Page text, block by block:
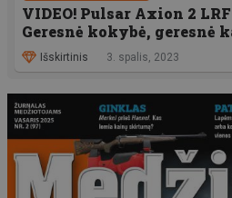
VIDEO! Pulsar Axion 2 LRF
Geresnė kokybė, geresnė
Išskirtinis 3. spalis, 2023